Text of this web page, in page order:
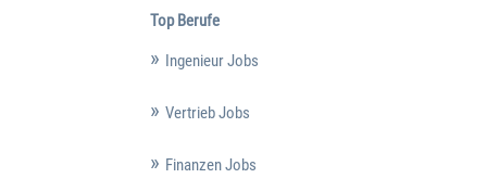
Top Berufe
Ingenieur Jobs
Vertrieb Jobs
Finanzen Jobs